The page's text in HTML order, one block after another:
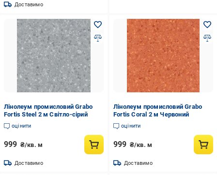
Доставимо
Лінолеум промисловий Grabo
Fortis Steel 2 м Світло-сірий
оцінити
999 ₴/кв. м
Доставимо
Лінолеум промисловий Grabo
Fortis Coral 2 м Червоний
оцінити
999 ₴/кв. м
Доставимо